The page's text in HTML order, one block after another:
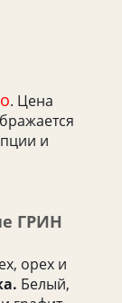
. Цена
и
ГРИН
орех и
Белый,